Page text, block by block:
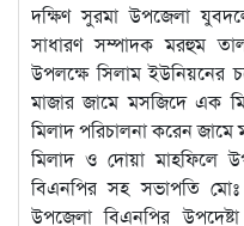
দক্ষিণ সুরমা উপজেলা
সাধারণ সম্পাদক মরহুম
উপলক্ষে সিলাম ইউনিয়নের
মাজার জামে মসজিদে এক
মিলাদ পরিচালনা করেন
মিলাদ ও দোয়া মাহফিলে
বিএনপির সহ সভাপতি মোঃ
উপজেলা বিএনপির